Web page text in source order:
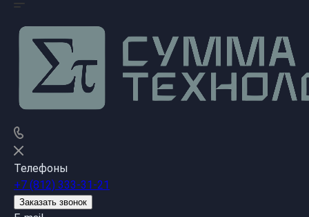
Телефоны
+7 (812) 333-31-21
Заказать звонок